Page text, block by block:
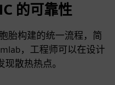
的可靠性
胎构建的统一流程，简
，工程师可以在设计
散热热点。